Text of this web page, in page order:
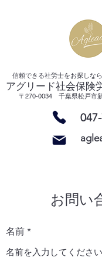
信頼できる社労士をお探しなら
アグリード社会保険
〒270-0034 千葉県松戸市
お問い
名前